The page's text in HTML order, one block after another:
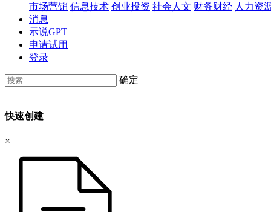
市场营销 信息技术 创业投资 社会人文 财务财经 人力资
消息
示说GPT
申请试用
登录
确定
快速创建
×